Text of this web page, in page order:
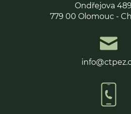
Ondřejova
779 00 Olomouc -